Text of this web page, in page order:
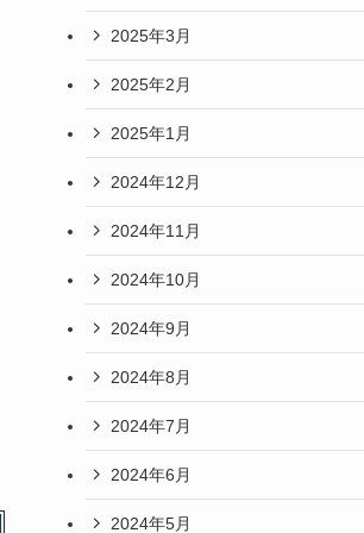
2025年3月
2025年2月
2025年1月
2024年12月
2024年11月
2024年10月
2024年9月
2024年8月
2024年7月
2024年6月
2024年5月